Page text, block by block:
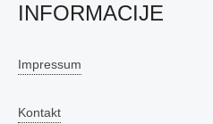
INFORMACIJE
Impressum
Kontakt